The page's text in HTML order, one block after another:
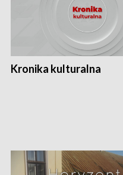
Kronika kulturalna